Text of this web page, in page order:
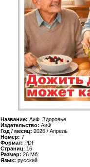
Название: АиФ. Здоровье
Издательство: АиФ
Год / месяц: 2026 / Апрель
Номер: 7
Формат: PDF
Страниц: 16
Размер: 26 Мб
Язык: русский